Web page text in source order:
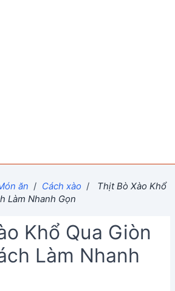
ăn / Cách xào /
Thịt Bò Xào Khổ
Làm Nhanh Gọn
Khổ Qua Giòn
Làm Nhanh